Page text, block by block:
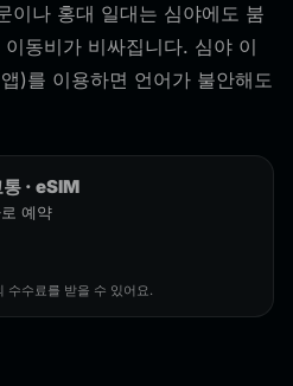
이나 홍대 일대는 심야에도 붐
동비가 비싸집니다. 심야 이
)를 이용하면 언어가 불안해도
· eSIM
예약
수료를 받을 수 있어요.